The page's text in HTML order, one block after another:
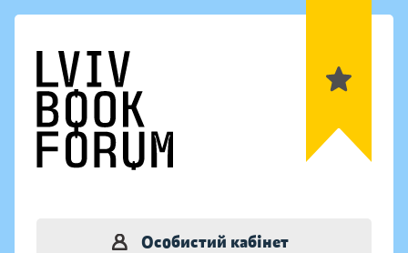
Особистий кабінет